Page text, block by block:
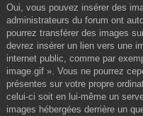
Oui, vous pouvez insérer des
administrateurs du forum ont
pourrez transférer des images
devrez insérer un lien vers une
internet public, comme par
image.gif ». Vous ne pourrez
présentes sur votre propre
celui-ci soit en lui-même un
images hébergées derrière un